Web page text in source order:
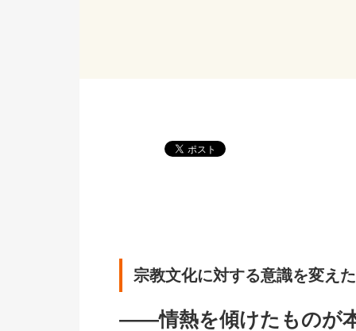
宗教文化に対する意識を変え
――情熱を傾けたものが